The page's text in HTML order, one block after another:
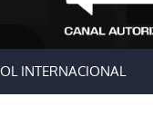
INTERNACIONAL